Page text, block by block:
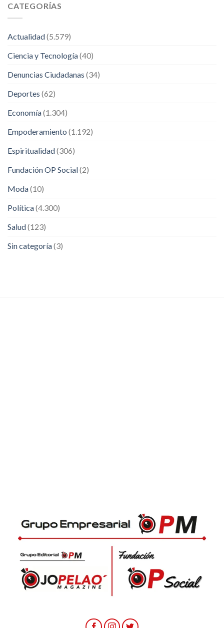
CATEGORÍAS
Actualidad(5.579)
Ciencia y Tecnología(40)
Denuncias Ciudadanas (34)
Deportes (62)
Economía(1.304)
Empoderamiento (1.192)
Espiritualidad(306)
Fundación OP Social(2)
Moda(10)
Política(4.300)
Salud(123)
Sin categoría(3)